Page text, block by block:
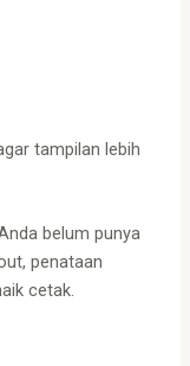
tampilan lebih
belum punya
penataan
cetak.